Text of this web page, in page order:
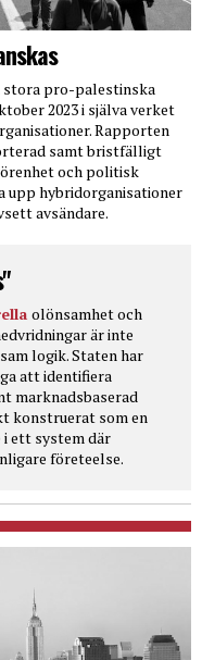
stora pro-palestinska
2023 i själva verket
Rapporten
samt bristfälligt
och politisk
upp hybridorganisationer
avsändare.
olönsamhet och
är inte
logik. Staten har
att identifiera
marknadsbaserad
konstruerat som en
i ett system där
företeelse.